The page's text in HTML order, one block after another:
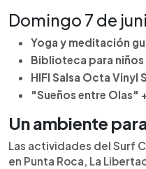
Domingo 7 de
Yoga y meditación
Biblioteca para niños
HIFI Salsa Octa Vinyl
"Sueños entre Olas"
Un ambiente
Las actividades del Surf
en Punta Roca, La